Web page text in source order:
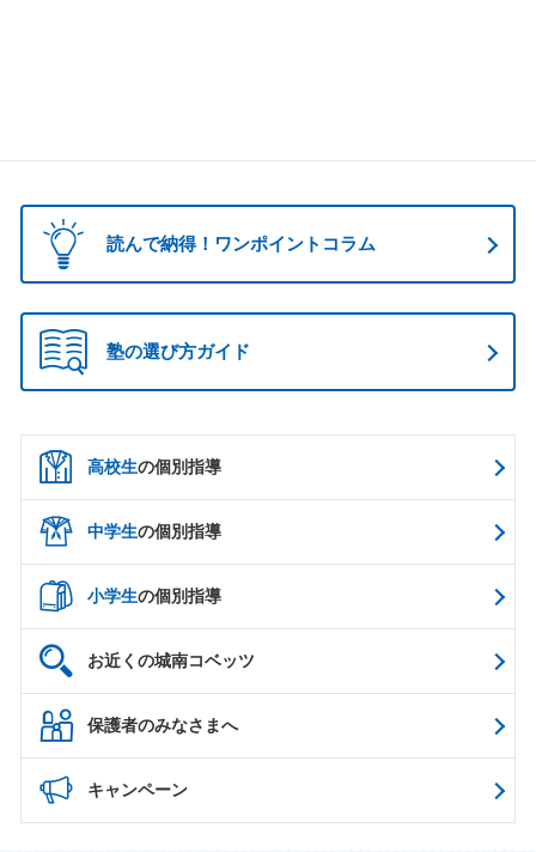
読んで納得！ワンポイントコラム
塾の選び方ガイド
高校生の個別指導
中学生の個別指導
小学生の個別指導
お近くの城南コベッツ
保護者のみなさまへ
キャンペーン